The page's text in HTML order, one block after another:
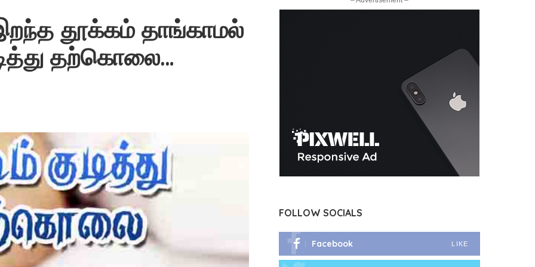
தூக்கம் தாங்காமல்
தற்கொலை…
FOLLOW SOCIALS
Facebook LIKE